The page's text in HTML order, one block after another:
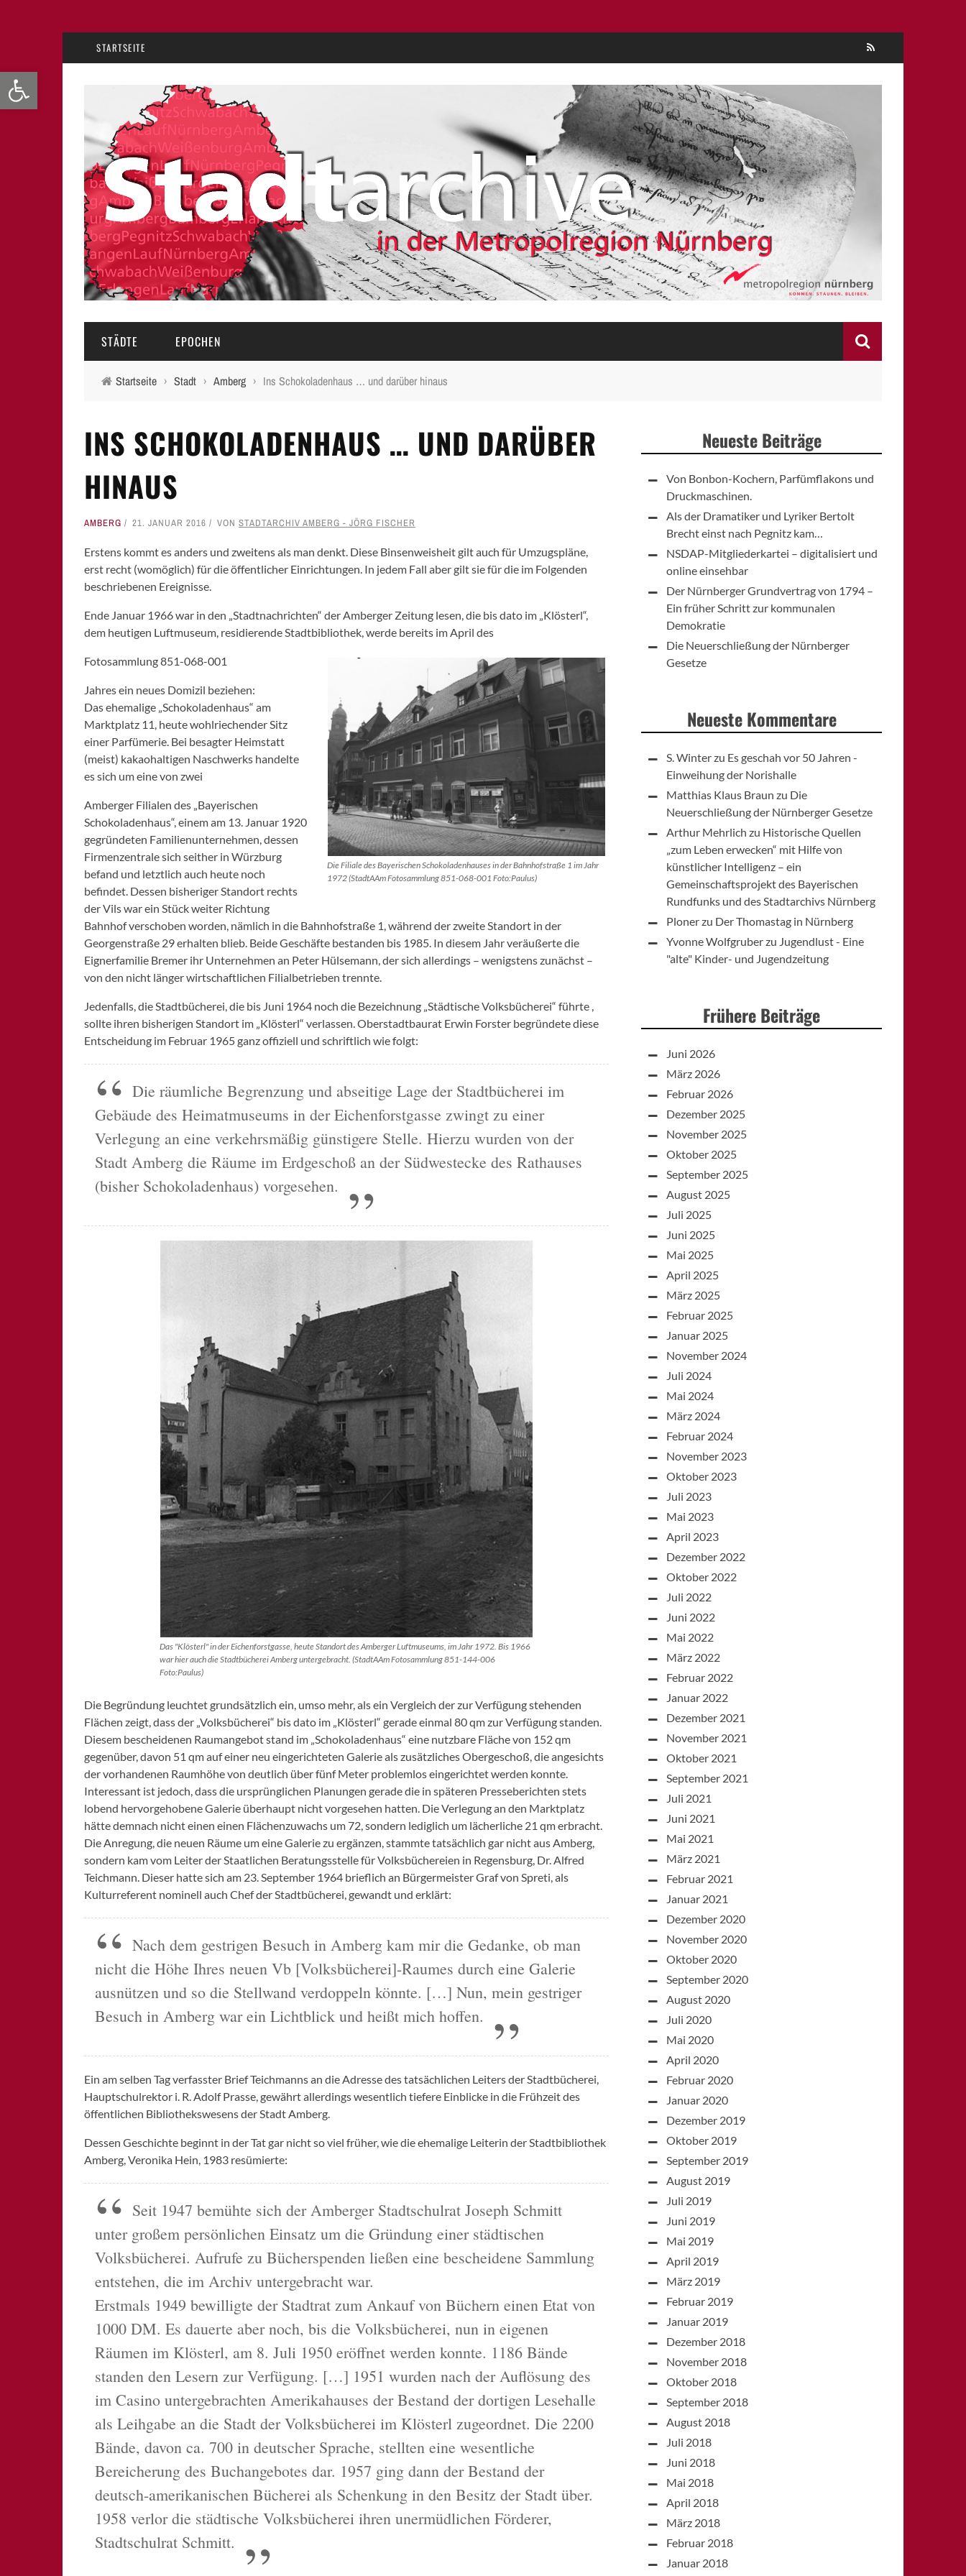
Werkzeugleiste öffnen
STARTSEITE
STÄDTE
BAMBERG
FÜRTH
LAUF A.D. PEGNITZ
NEUMARKT I.D.OPF.
NÜRNBERG
PEGNITZ
ZIRNDORF
EPOCHEN
16.-18. JAHRHUNDERT
20.-21. JAHRHUNDERT
Startseite › Stadt › Amberg › Ins Schokoladenhaus … und darüber hinaus
INS SCHOKOLADENHAUS … UND DARÜBER
HINAUS
AMBERG 21. JANUAR 2016 VON STADTARCHIV AMBERG - JÖRG FISCHER
Erstens kommt es anders und zweitens als man denkt. Diese Binsenweisheit gilt auch für Umzugspläne,
erst recht (womöglich) für die öffentlicher Einrichtungen. In jedem Fall aber gilt sie für die im Folgenden
beschriebenen Ereignisse.
Ende Januar 1966 war in den „Stadtnachrichten“ der Amberger Zeitung lesen, die bis dato im „Klösterl“,
dem heutigen Luftmuseum, residierende Stadtbibliothek, werde bereits im April des
Die Filiale des Bayerischen Schokoladenhauses in der Bahnhofstraße 1 im Jahr
1972 (StadtAAm Fotosammlung 851-068-001 Foto:Paulus)
Fotosammlung 851-068-001
Jahres ein neues Domizil beziehen:
Das ehemalige „Schokoladenhaus“ am
Marktplatz 11, heute wohlriechender Sitz
einer Parfümerie. Bei besagter Heimstatt
(meist) kakaohaltigen Naschwerks handelte
es sich um eine von zwei
Amberger Filialen des „Bayerischen
Schokoladenhaus“, einem am 13. Januar 1920
gegründeten Familienunternehmen, dessen
Firmenzentrale sich seither in Würzburg
befand und letztlich auch heute noch
befindet. Dessen bisheriger Standort rechts
der Vils war ein Stück weiter Richtung
Bahnhof verschoben worden, nämlich in die Bahnhofstraße 1, während der zweite Standort in der
Georgenstraße 29 erhalten blieb. Beide Geschäfte bestanden bis 1985. In diesem Jahr veräußerte die
Eignerfamilie Bremer ihr Unternehmen an Peter Hülsemann, der sich allerdings – wenigstens zunächst –
von den nicht länger wirtschaftlichen Filialbetrieben trennte.
Jedenfalls, die Stadtbücherei, die bis Juni 1964 noch die Bezeichnung „Städtische Volksbücherei“ führte ,
sollte ihren bisherigen Standort im „Klösterl“ verlassen. Oberstadtbaurat Erwin Forster begründete diese
Entscheidung im Februar 1965 ganz offiziell und schriftlich wie folgt:
Die räumliche Begrenzung und abseitige Lage der Stadtbücherei im
Gebäude des Heimatmuseums in der Eichenforstgasse zwingt zu einer
Verlegung an eine verkehrsmäßig günstigere Stelle. Hierzu wurden von der
Stadt Amberg die Räume im Erdgeschoß an der Südwestecke des Rathauses
(bisher Schokoladenhaus) vorgesehen.
Das "Klösterl" in der Eichenforstgasse, heute Standort des Amberger Luftmuseums, im Jahr 1972. Bis 1966
war hier auch die Stadtbücherei Amberg untergebracht. (StadtAAm Fotosammlung 851-144-006
Foto:Paulus)
Die Begründung leuchtet grundsätzlich ein, umso mehr, als ein Vergleich der zur Verfügung stehenden
Flächen zeigt, dass der „Volksbücherei“ bis dato im „Klösterl“ gerade einmal 80 qm zur Verfügung standen.
Diesem bescheidenen Raumangebot stand im „Schokoladenhaus“ eine nutzbare Fläche von 152 qm
gegenüber, davon 51 qm auf einer neu eingerichteten Galerie als zusätzliches Obergeschoß, die angesichts
der vorhandenen Raumhöhe von deutlich über fünf Meter problemlos eingerichtet werden konnte.
Interessant ist jedoch, dass die ursprünglichen Planungen gerade die in späteren Presseberichten stets
lobend hervorgehobene Galerie überhaupt nicht vorgesehen hatten. Die Verlegung an den Marktplatz
hätte demnach nicht einen einen Flächenzuwachs um 72, sondern lediglich um lächerliche 21 qm erbracht.
Die Anregung, die neuen Räume um eine Galerie zu ergänzen, stammte tatsächlich gar nicht aus Amberg,
sondern kam vom Leiter der Staatlichen Beratungsstelle für Volksbüchereien in Regensburg, Dr. Alfred
Teichmann. Dieser hatte sich am 23. September 1964 brieflich an Bürgermeister Graf von Spreti, als
Kulturreferent nominell auch Chef der Stadtbücherei, gewandt und erklärt:
Nach dem gestrigen Besuch in Amberg kam mir die Gedanke, ob man
nicht die Höhe Ihres neuen Vb [Volksbücherei]-Raumes durch eine Galerie
ausnützen und so die Stellwand verdoppeln könnte. […] Nun, mein gestriger
Besuch in Amberg war ein Lichtblick und heißt mich hoffen.
Ein am selben Tag verfasster Brief Teichmanns an die Adresse des tatsächlichen Leiters der Stadtbücherei,
Hauptschulrektor i. R. Adolf Prasse, gewährt allerdings wesentlich tiefere Einblicke in die Frühzeit des
öffentlichen Bibliothekswesens der Stadt Amberg.
Dessen Geschichte beginnt in der Tat gar nicht so viel früher, wie die ehemalige Leiterin der Stadtbibliothek
Amberg, Veronika Hein, 1983 resümierte:
Seit 1947 bemühte sich der Amberger Stadtschulrat Joseph Schmitt
unter großem persönlichen Einsatz um die Gründung einer städtischen
Volksbücherei. Aufrufe zu Bücherspenden ließen eine bescheidene Sammlung
entstehen, die im Archiv untergebracht war.
Erstmals 1949 bewilligte der Stadtrat zum Ankauf von Büchern einen Etat von
1000 DM. Es dauerte aber noch, bis die Volksbücherei, nun in eigenen
Räumen im Klösterl, am 8. Juli 1950 eröffnet werden konnte. 1186 Bände
standen den Lesern zur Verfügung. […] 1951 wurden nach der Auflösung des
im Casino untergebrachten Amerikahauses der Bestand der dortigen Lesehalle
als Leihgabe an die Stadt der Volksbücherei im Klösterl zugeordnet. Die 2200
Bände, davon ca. 700 in deutscher Sprache, stellten eine wesentliche
Bereicherung des Buchangebotes dar. 1957 ging dann der Bestand der
deutsch-amerikanischen Bücherei als Schenkung in den Besitz der Stadt über.
1958 verlor die städtische Volksbücherei ihren unermüdlichen Förderer,
Stadtschulrat Schmitt.
Neueste Beiträge
Von Bonbon-Kochern, Parfümflakons und
Druckmaschinen.
Als der Dramatiker und Lyriker Bertolt
Brecht einst nach Pegnitz kam…
NSDAP-Mitgliederkartei – digitalisiert und
online einsehbar
Der Nürnberger Grundvertrag von 1794 –
Ein früher Schritt zur kommunalen
Demokratie
Die Neuerschließung der Nürnberger
Gesetze
Neueste Kommentare
S. Winterzu Es geschah vor 50 Jahren -
Einweihung der Norishalle
Matthias Klaus Braun zu Die
Neuerschließung der Nürnberger Gesetze
Arthur Mehrlich zu Historische Quellen
„zum Leben erwecken“ mit Hilfe von
künstlicher Intelligenz – ein
Gemeinschaftsprojekt des Bayerischen
Rundfunks und des Stadtarchivs Nürnberg
Plonerzu Der Thomastag in Nürnberg
Yvonne Wolfgruberzu Jugendlust - Eine
"alte" Kinder- und Jugendzeitung
Frühere Beiträge
Juni 2026
März 2026
Februar 2026
Dezember 2025
November 2025
Oktober 2025
September 2025
August 2025
Juli 2025
Juni 2025
Mai 2025
April 2025
März 2025
Februar 2025
Januar 2025
November 2024
Juli 2024
Mai 2024
März 2024
Februar 2024
November 2023
Oktober 2023
Juli 2023
Mai 2023
April 2023
Dezember 2022
Oktober 2022
Juli 2022
Juni 2022
Mai 2022
März 2022
Februar 2022
Januar 2022
Dezember 2021
November 2021
Oktober 2021
September 2021
Juli 2021
Juni 2021
Mai 2021
März 2021
Februar 2021
Januar 2021
Dezember 2020
November 2020
Oktober 2020
September 2020
August 2020
Juli 2020
Mai 2020
April 2020
Februar 2020
Januar 2020
Dezember 2019
Oktober 2019
September 2019
August 2019
Juli 2019
Juni 2019
Mai 2019
April 2019
März 2019
Februar 2019
Januar 2019
Dezember 2018
November 2018
Oktober 2018
September 2018
August 2018
Juli 2018
Juni 2018
Mai 2018
April 2018
März 2018
Februar 2018
Januar 2018